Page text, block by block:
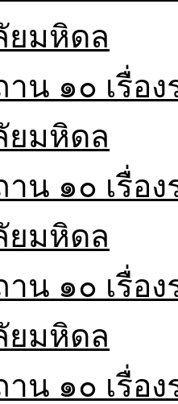
ยมหิดล
น ๑๐ เรื่อ
ยมหิดล
น ๑๐ เรื่อ
ยมหิดล
น ๑๐ เรื่อ
ยมหิดล
น ๑๐ เรื่อ